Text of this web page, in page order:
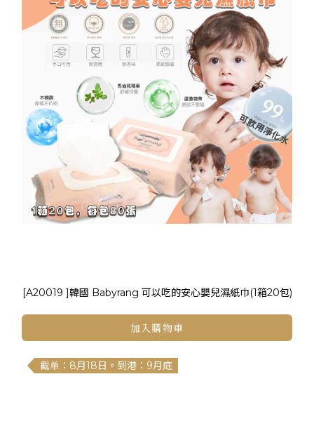
[A20019 ]韓國 Babyrang 可以吃的安心嬰兒濕紙巾(1箱20包)
加入購物車
截单：8月18日。到港：9月底